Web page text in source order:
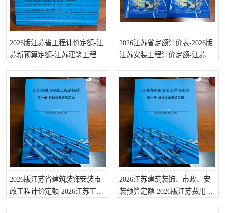
2026版江苏省工程计价定额-江
苏新预算定额-江苏建筑工程消
2026江苏省定额计价表-2026版
江苏安装工程计价定额-江苏省
2026版江苏省建筑装饰安装市
政工程计价定额-2026江苏工程
2026江苏建筑装饰、市政、安
装预算定额-2026版江苏费用定
标准图书 铁路建设工程预算定额
电力行业工程预算定额 石油化工安装预算定额
新石油化工检修定额 石油化工概算定额数据
石油建设安装工程预算定 长输管道工程检修维修预
算定额
山东省工程预算定额 法律图书
电网技改,拆除,检修定额 炼油化工计价依据定额
信息通信建设工程预算定
额
火力发电机组检修定额
湖北建设工程消耗量定额 湖南建设工程预算定额